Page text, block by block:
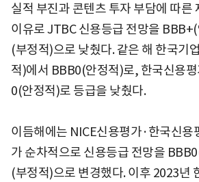
실적 부진과 콘텐츠 투자 부담에 따른
이유로 JTBC 신용등급 전망을
(부정적)으로 낮췄다. 같은 해 한국기
적)에서 BBB0(안정적)로, 한국신용
0(안정적)로 등급을 낮췄다.
이듬해에는 NICE신용평가·한국신용
가 순차적으로 신용등급 전망을
(부정적)으로 변경했다. 이후 2023년